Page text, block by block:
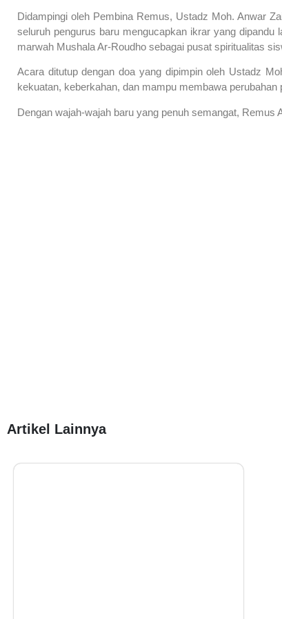
Didampingi oleh Pembina Remus, Ustadz Moh. Anwar
seluruh pengurus baru mengucapkan ikrar yang
marwah Mushala Ar-Roudho sebagai pusat spiritualitas
Acara ditutup dengan doa yang dipimpin oleh Ustadz
kekuatan, keberkahan, dan mampu membawa
Dengan wajah-wajah baru yang penuh semangat,
Artikel Lainnya